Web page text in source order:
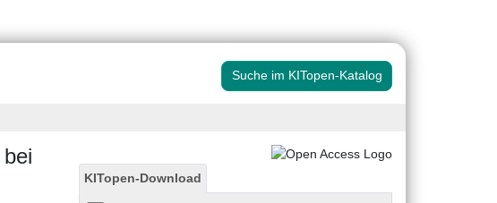
Suche im KITopen-Katalog
KITopen-Download